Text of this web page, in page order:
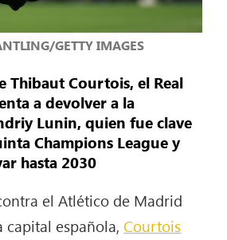
GETTY IMAGES
Thibaut Courtois, el Real
a devolver a la
Lunin, quien fue clave
Champions League y
hasta 2030
el Atlético de Madrid
capital española,Courtois